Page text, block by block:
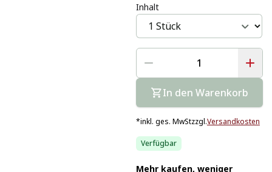
Inhalt
In den Warenkorb
*inkl. ges. MwStzzgl.Versandkosten
Verfügbar
Mehr kaufen, weniger